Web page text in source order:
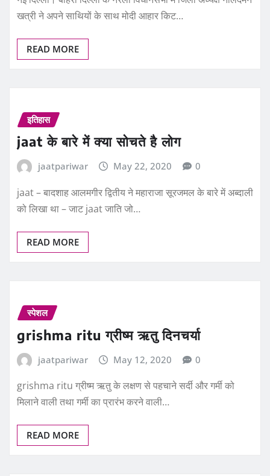
खत्री ने अपने साथियों के साथ मोदी आहार किट…
READ MORE
इतिहास
jaat के बारे में क्‍या सोचते है लोग
jaatpariwar May 22, 2020 0
jaat – बादशाह आलमगीर द्वितीय ने महाराजा सूरजमल के बारे में अब्दाली
को लिखा था – जाट jaat जाति जो…
READ MORE
स्पेशल
grishma ritu ग्रीष्म ऋतु दिनचर्या
jaatpariwar May 12, 2020 0
grishma ritu ग्रीष्म ऋतु के लक्षण से पहचाने सर्दी और गर्मी को
मिलाने वाली तथा गर्मी का प्रारंभ करने वाली…
READ MORE